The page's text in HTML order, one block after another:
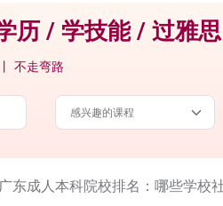
历 / 学技能 / 过雅思
不走弯路
东成人本科院校排名：哪些学校